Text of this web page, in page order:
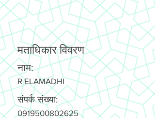
मताधिकार विवरण
नाम:
R ELAMADHI
संपर्क संख्या:
0919500802625